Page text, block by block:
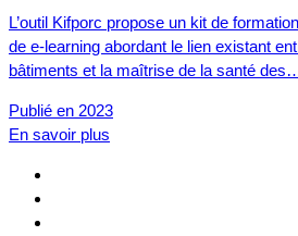
L’outil Kifporc propose un kit de
de e-learning abordant le lien existant
bâtiments et la maîtrise de la santé
Publié en 2023
En savoir plus